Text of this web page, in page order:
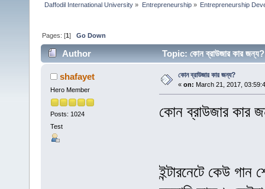
Daffodil International University » Entrepreneurship» Entrepreneurship
Pages: [1]Go Down
Author Topic: কোন ব্রাউজার কার
shafayet
Hero Member
Posts: 1024
Test
কোন ব্রাউজার কার জন্য?
« on: March 21, 2017,
কোন ব্রাউজার কার
ইন্টারনেটে কেউ